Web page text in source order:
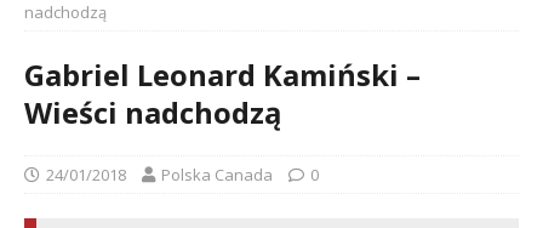
nadchodzą
Gabriel Leonard Kamiński –
Wieści nadchodzą
24/01/2018 Polska Canada 0